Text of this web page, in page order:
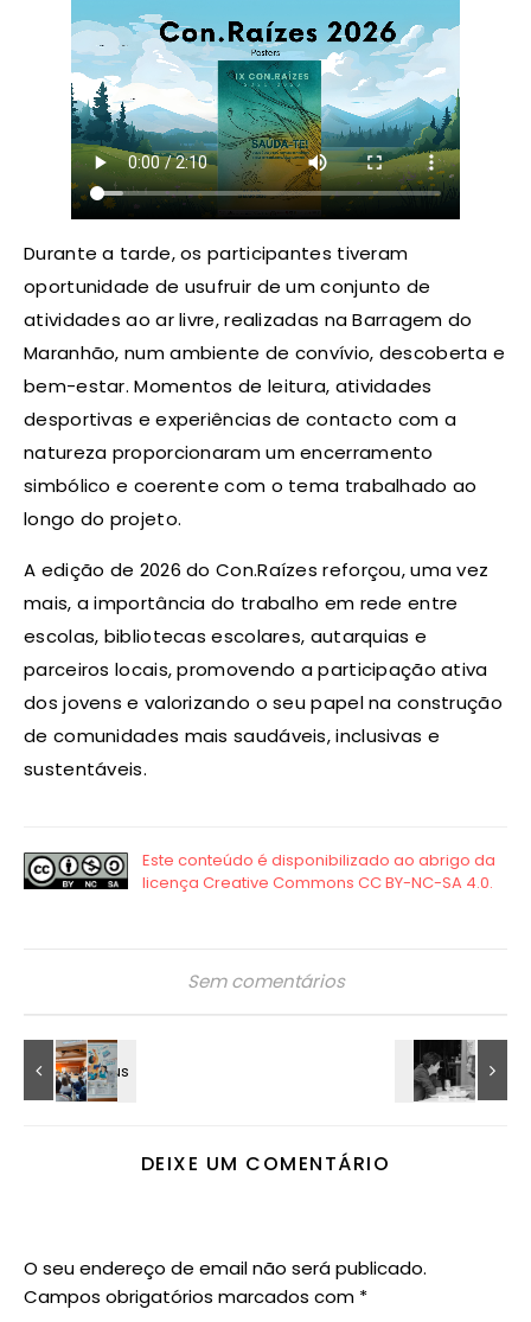
Durante a tarde, os participantes tiveram
oportunidade de usufruir de um conjunto de
atividades ao ar livre, realizadas na Barragem do
Maranhão, num ambiente de convívio, descoberta e
bem-estar. Momentos de leitura, atividades
desportivas e experiências de contacto com a
natureza proporcionaram um encerramento
simbólico e coerente com o tema trabalhado ao
longo do projeto.
A edição de 2026 do Con.Raízes reforçou, uma vez
mais, a importância do trabalho em rede entre
escolas, bibliotecas escolares, autarquias e
parceiros locais, promovendo a participação ativa
dos jovens e valorizando o seu papel na construção
de comunidades mais saudáveis, inclusivas e
sustentáveis.
Sem comentários
DEIXE UM COMENTÁRIO
O seu endereço de email não será publicado.
Campos obrigatórios marcados com *